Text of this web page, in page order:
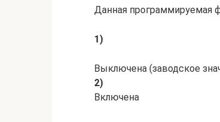
Данная программируемая
1)
Выключена (заводское
2)
Включена